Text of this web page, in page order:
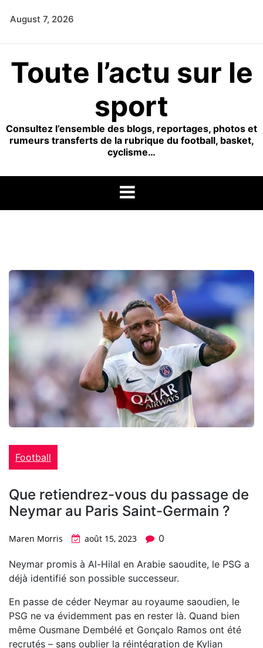
August 7, 2026
Toute l’actu sur le
sport
Consultez l’ensemble des blogs, reportages, photos et
rumeurs transferts de la rubrique du football, basket,
cyclisme…
Football
Que retiendrez-vous du passage de
Neymar au Paris Saint-Germain ?
Maren Morris août 15, 2023 0
Neymar promis à Al-Hilal en Arabie saoudite, le PSG a
déjà identifié son possible successeur.
En passe de céder Neymar au royaume saoudien, le
PSG ne va évidemment pas en rester là. Quand bien
même Ousmane Dembélé et Gonçalo Ramos ont été
recrutés – sans oublier la réintégration de Kylian